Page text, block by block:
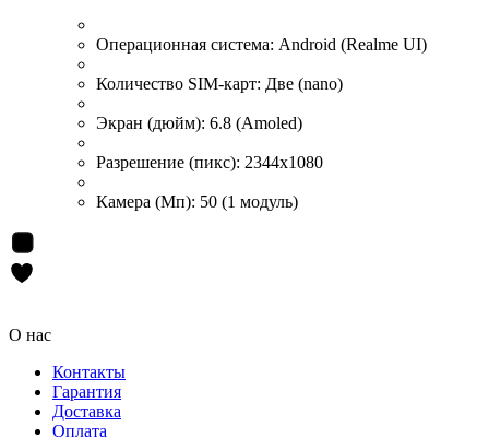
Операционная система: Android (Realme UI)
Количество SIM-карт: Две (nano)
Экран (дюйм): 6.8 (Amoled)
Разрешение (пикс): 2344x1080
Камера (Мп): 50 (1 модуль)
О нас
Контакты
Гарантия
Доставка
Оплата